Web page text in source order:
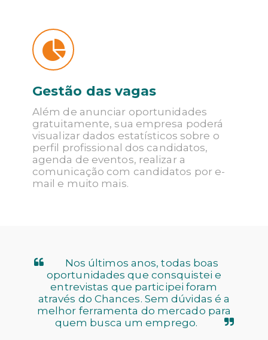
Gestão das vagas
Além de anunciar oportunidades
gratuitamente, sua empresa poderá
visualizar dados estatísticos sobre o
perfil profissional dos candidatos,
agenda de eventos, realizar a
comunicação com candidatos por e-
mail e muito mais.
Nos últimos anos, todas boas
oportunidades que consquistei e
entrevistas que participei foram
através do Chances. Sem dúvidas é a
melhor ferramenta do mercado para
quem busca um emprego.